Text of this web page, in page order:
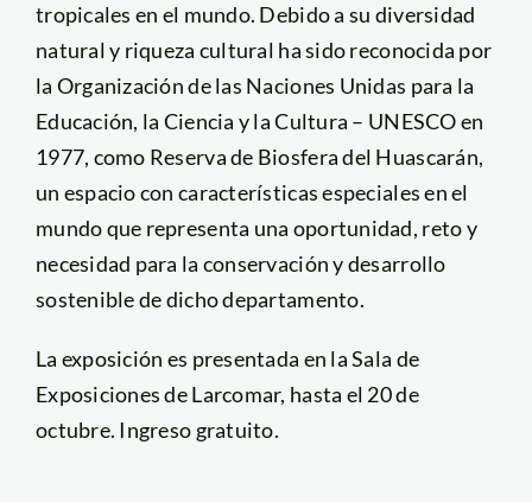
tropicales en el mundo. Debido a su diversidad
natural y riqueza cultural ha sido reconocida por
la Organización de las Naciones Unidas para la
Educación, la Ciencia y la Cultura – UNESCO en
1977, como Reserva de Biosfera del Huascarán,
un espacio con características especiales en el
mundo que representa una oportunidad, reto y
necesidad para la conservación y desarrollo
sostenible de dicho departamento.
La exposición es presentada en la Sala de
Exposiciones de Larcomar, hasta el 20 de
octubre. Ingreso gratuito.